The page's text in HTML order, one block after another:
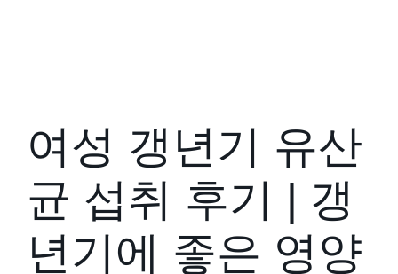
여성 갱년기 유산
균 섭취 후기 | 갱
년기에 좋은 영양